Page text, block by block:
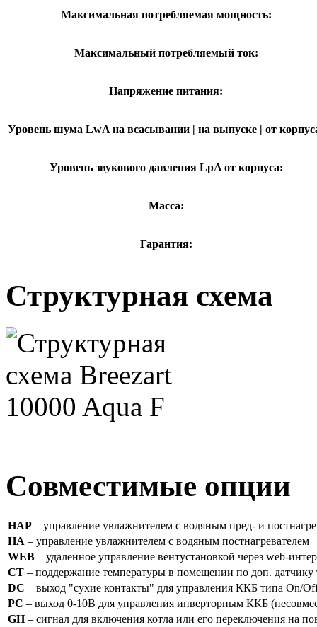
Максимальная потребляемая мощность:
Максимальный потребляемый ток:
Напряжение питания:
Уровень шума LwA на всасывании | на выпуске | от
Уровень звукового давления LpA от корпуса:
Масса:
Гарантия:
Структурная схема
Совместимые опции
HAP – управление увлажнителем с водяным пред- и
HA – управление увлажнителем с водяным постнагревателем
WEB – удаленное управление вентустановкой через web-
CT – поддержание температуры в помещении по доп. датчику
DC – выход "сухие контакты" для управления ККБ типа On/
PC – выход 0-10В для управления инверторным ККБ
GH– сигнал для включения котла или его переключения на